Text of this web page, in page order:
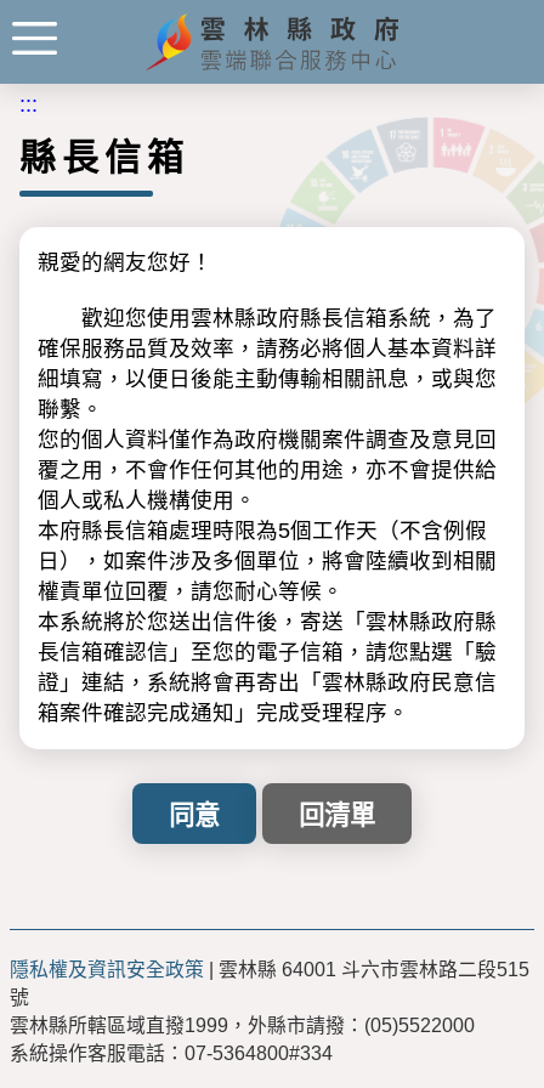
:::
縣長信箱
親愛的網友您好！
歡迎您使用雲林縣政府縣長信箱系統，為了
確保服務品質及效率，請務必將個人基本資料詳
細填寫，以便日後能主動傳輸相關訊息，或與您
聯繫。
您的個人資料僅作為政府機關案件調查及意見回
覆之用，不會作任何其他的用途，亦不會提供給
個人或私人機構使用。
本府縣長信箱處理時限為5個工作天（不含例假
日），如案件涉及多個單位，將會陸續收到相關
權責單位回覆，請您耐心等候。
本系統將於您送出信件後，寄送「雲林縣政府縣
長信箱確認信」至您的電子信箱，請您點選「驗
證」連結，系統將會再寄出「雲林縣政府民意信
箱案件確認完成通知」完成受理程序。
「驗證」完成後，才會正式立案，如未收到
「雲林縣政府縣長信箱確認信」，請撥計畫
知」請注意是否被歸類至「垃圾信件匣」，
收件匣，以便正常點選相關連結。
利用「雲林縣政府雲端聯合服務中心」網路
隱私權及資訊安全政策 | 雲林縣 64001 斗六市雲林路二段515
號
雲林縣所轄區域直撥1999，外縣市請撥：(05)5522000
系統操作客服電話：07-5364800#334